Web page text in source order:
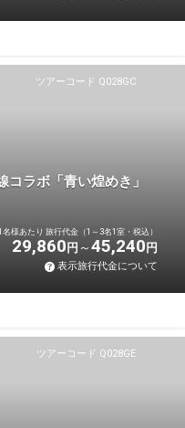
ツアーコード Q028GC
コラボ「青い煌めき」
名様あたり 旅行代金（1～3名1室・税込）
29,860 円 45,240 円
表示旅行代金について
ツアーコード Q028GE